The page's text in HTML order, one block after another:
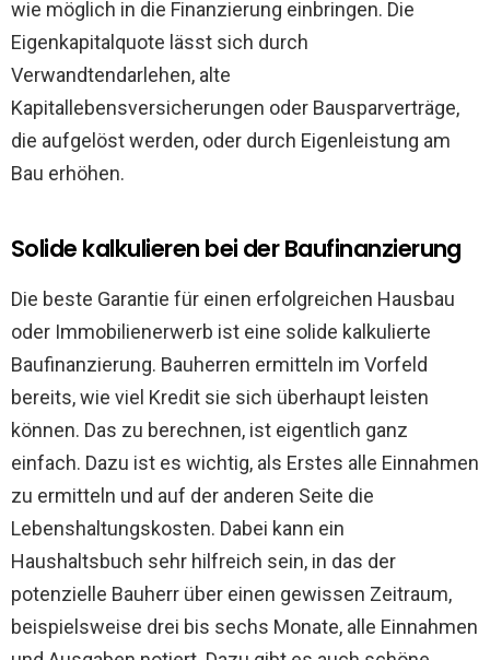
wie möglich in die Finanzierung einbringen. Die
Eigenkapitalquote lässt sich durch
Verwandtendarlehen, alte
Kapitallebensversicherungen oder Bausparverträge,
die aufgelöst werden, oder durch Eigenleistung am
Bau erhöhen.
Solide kalkulieren bei der Baufinanzierung
Die beste Garantie für einen erfolgreichen Hausbau
oder Immobilienerwerb ist eine solide kalkulierte
Baufinanzierung. Bauherren ermitteln im Vorfeld
bereits, wie viel Kredit sie sich überhaupt leisten
können. Das zu berechnen, ist eigentlich ganz
einfach. Dazu ist es wichtig, als Erstes alle Einnahmen
zu ermitteln und auf der anderen Seite die
Lebenshaltungskosten. Dabei kann ein
Haushaltsbuch sehr hilfreich sein, in das der
potenzielle Bauherr über einen gewissen Zeitraum,
beispielsweise drei bis sechs Monate, alle Einnahmen